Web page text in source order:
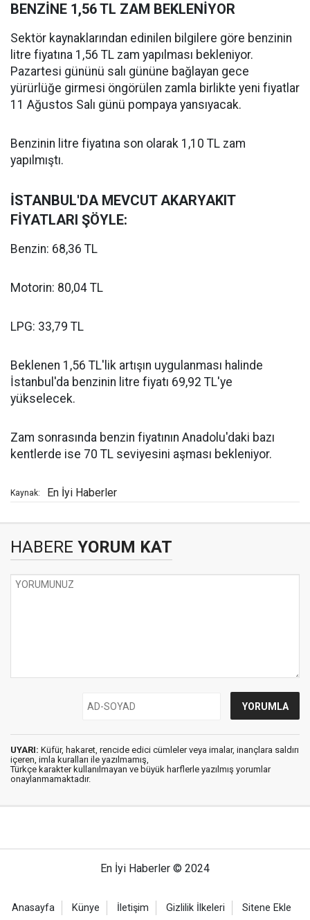
BENZİNE 1,56 TL ZAM BEKLENİYOR
Sektör kaynaklarından edinilen bilgilere göre benzinin
litre fiyatına 1,56 TL zam yapılması bekleniyor.
Pazartesi gününü salı gününe bağlayan gece
yürürlüğe girmesi öngörülen zamla birlikte yeni fiyatlar
11 Ağustos Salı günü pompaya yansıyacak.
Benzinin litre fiyatına son olarak 1,10 TL zam
yapılmıştı.
İSTANBUL'DA MEVCUT AKARYAKIT
FİYATLARI ŞÖYLE:
Benzin: 68,36 TL
Motorin: 80,04 TL
LPG: 33,79 TL
Beklenen 1,56 TL'lik artışın uygulanması halinde
İstanbul'da benzinin litre fiyatı 69,92 TL'ye
yükselecek.
Zam sonrasında benzin fiyatının Anadolu'daki bazı
kentlerde ise 70 TL seviyesini aşması bekleniyor.
Kaynak: En İyi Haberler
HABERE YORUM KAT
UYARI: Küfür, hakaret, rencide edici cümleler veya imalar, inançlara saldırı
içeren, imla kuralları ile yazılmamış,
Türkçe karakter kullanılmayan ve büyük harflerle yazılmış yorumlar
onaylanmamaktadır.
En İyi Haberler © 2024
Anasayfa Künye İletişim Gizlilik İlkeleri Sitene Ekle